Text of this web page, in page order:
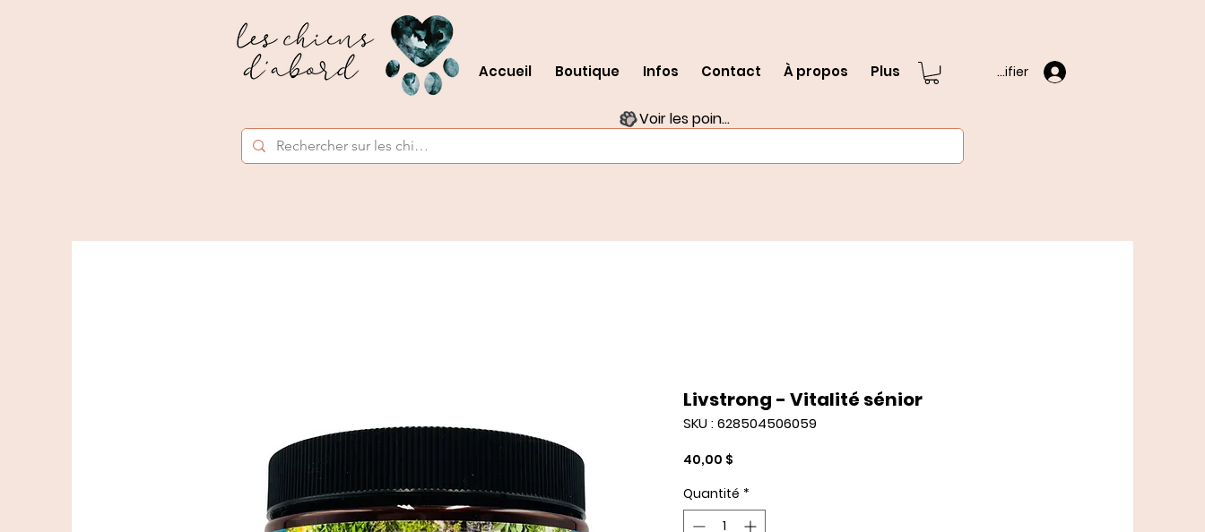
Accueil Boutique Infos Contact À propos Plus
Voir les points
S'identifier
Livstrong - Vitalité sénior
SKU : 628504506059
40,00 $
Quantité *